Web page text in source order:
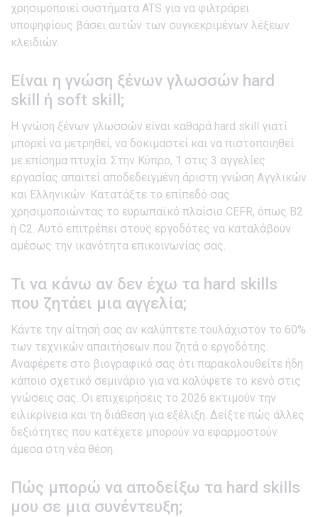
χρησιμοποιεί συστήματα ATS για να φιλτράρει
υποψηφίους βάσει αυτών των συγκεκριμένων λέξεων
κλειδιών.
Είναι η γνώση ξένων γλωσσών hard
skill ή soft skill;
Η γνώση ξένων γλωσσών είναι καθαρά hard skill γιατί
μπορεί να μετρηθεί, να δοκιμαστεί και να πιστοποιηθεί
με επίσημα πτυχία. Στην Κύπρο, 1 στις 3 αγγελίες
εργασίας απαιτεί αποδεδειγμένη άριστη γνώση Αγγλικών
και Ελληνικών. Κατατάξτε το επίπεδό σας
χρησιμοποιώντας το ευρωπαϊκό πλαίσιο CEFR, όπως B2
ή C2. Αυτό επιτρέπει στους εργοδότες να καταλάβουν
αμέσως την ικανότητα επικοινωνίας σας.
Τι να κάνω αν δεν έχω τα hard skills
που ζητάει μια αγγελία;
Κάντε την αίτησή σας αν καλύπτετε τουλάχιστον το 60%
των τεχνικών απαιτήσεων που ζητά ο εργοδότης.
Αναφέρετε στο βιογραφικό σας ότι παρακολουθείτε ήδη
κάποιο σχετικό σεμινάριο για να καλύψετε το κενό στις
γνώσεις σας. Οι επιχειρήσεις το 2026 εκτιμούν την
ειλικρίνεια και τη διάθεση για εξέλιξη. Δείξτε πώς άλλες
δεξιότητες που κατέχετε μπορούν να εφαρμοστούν
άμεσα στη νέα θέση.
Πώς μπορώ να αποδείξω τα hard skills
μου σε μια συνέντευξη;